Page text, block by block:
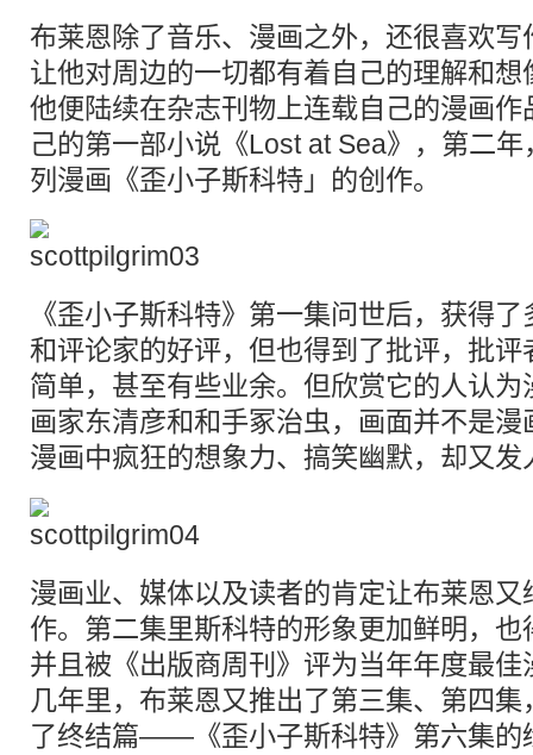
布莱恩除了音乐、漫画之外，还很喜欢
让他对周边的一切都有着自己的理解和
他便陆续在杂志刊物上连载自己的漫画
己的第一部小说《Lost at Sea》，第二
列漫画《歪小子斯科特」的创作。
《歪小子斯科特》第一集问世后，获得
和评论家的好评，但也得到了批评，批
简单，甚至有些业余。但欣赏它的人认
画家东清彦和和手冢治虫，画面并不是
漫画中疯狂的想象力、搞笑幽默，却又
漫画业、媒体以及读者的肯定让布莱恩
作。第二集里斯科特的形象更加鲜明，
并且被《出版商周刊》评为当年年度最
几年里，布莱恩又推出了第三集、第四
了终结篇——《歪小子斯科特》第六集的